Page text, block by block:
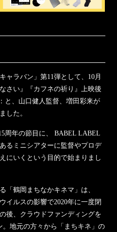
ャラバン」第11弾として、10月
さい』『カフネの祈り』上映後
と、山口健人監督、増田彩来が
した。
周年の節目に、 BABEL LABEL
るミニシアターに監督やプロデ
にいくという目的で始まりまし
「鶴岡まちなかキネマ」は、
イルスの影響で2020年に一度閉
後、クラウドファンディングを
。地元の方々から「まちキネ」の